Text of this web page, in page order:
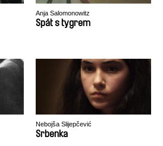
Anja Salomonowitz
Spát s tygrem
Nebojša Slijepčević
Srbenka